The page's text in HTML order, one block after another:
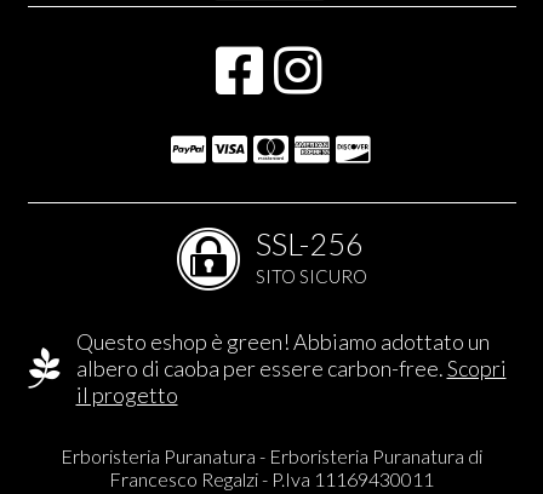
SSL-256
SITO SICURO
Questo eshop è green! Abbiamo adottato un
albero di caoba per essere carbon-free.Scopri
il progetto
Erboristeria Puranatura - Erboristeria Puranatura di
Francesco Regalzi - P.Iva 11169430011